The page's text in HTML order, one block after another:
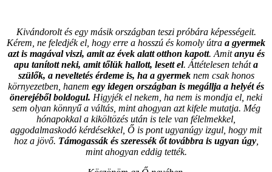
Kivándorolt és egy másik országban teszi próbára képességeit.
Kérem, ne feledjék el, hogy erre a hosszú és komoly útra a gyermek
azt is magával viszi, amit az évek alatt otthon kapott. Amitanyu és
apu tanított neki, amit tőlük hallott, lesett el. Áttételesen teháta
szülők, a neveltetés érdeme is, ha a gyermeknem csak honos
környezetben, hanem egy idegen országban is megállja a helyét és
önerejéből boldogul. Higyjék el nekem, ha nem is mondja el, neki
sem olyan könnyű a váltás, mint ahogyan azt kifele mutatja. Még
hónapokkal a kiköltözés után is tele van félelmekkel,
aggodalmaskodó kérdésekkel, Ő is pont ugyanúgy izgul, hogy mit
hoz a jövő. Támogassák és szeressék őt továbbra is ugyan úgy,
mint ahogyan eddig tették.